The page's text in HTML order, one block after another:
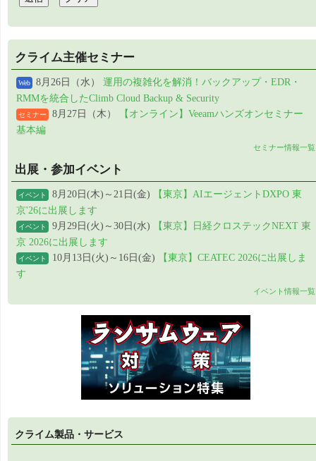
クライム主催セミナー
Web 8月26日（水） 運用の複雑化を解消！バックアップ・EDR・
RMMを統合したClimb Cloud Backup & Security
セミナー 8月27日（木）
【オンライン】Veeamハンズオンセミナー
基本編
セミナー情報一覧
出展・参加イベント
イベント 8月20日(木)～21日(金)
【東京】AIエージェントDXPO 東
京'26に出展します
イベント 9月29日(火)～30日(水)
【東京】日経クロステックNEXT 東
京 2026に出展します
イベント 10月13日(火)～16日(金)
【東京】CEATEC 2026に出展しま
す
イベント情報一覧
クライム製品・サービス